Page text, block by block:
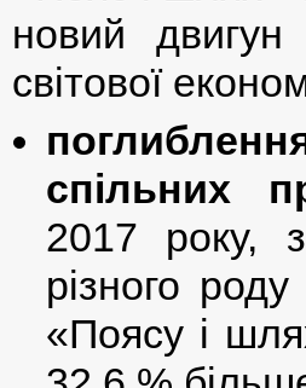
новий
світової
спільних
2017 року,
різного
«Поясу і